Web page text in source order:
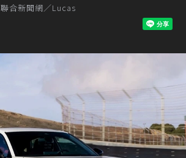
聯合新聞網／Lucas